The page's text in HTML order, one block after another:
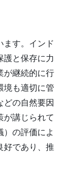
ます。インド
護と保存に力
が継続的に行
境も適切に管
どの自然要因
が講じられて
の評価によ
好であり、推